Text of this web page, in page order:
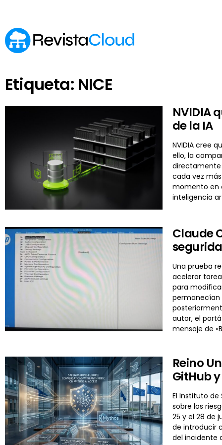
Etiqueta: NICE
NVIDIA
de la IA
NVIDIA cree
ello, la
directamente
cada vez
momento en
inteligencia
Claude
Una prueba
acelerar
para
permanecían
autor, el
mensaje de
Reino
GitHub
El Instituto de
sobre los
25 y el 28 de
de introducir
del incidente